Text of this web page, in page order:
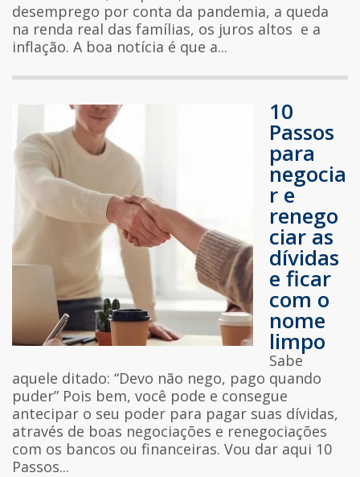
desemprego por conta da pandemia, a queda
na renda real das famílias, os juros altos e a
inflação. A boa notícia é que a...
10
Passos
para
negocia
r e
renego
ciar as
dívidas
e ficar
com o
nome
limpo
Sabe
aquele ditado: “Devo não nego, pago quando
puder” Pois bem, você pode e consegue
antecipar o seu poder para pagar suas dívidas,
através de boas negociações e renegociações
com os bancos ou financeiras. Vou dar aqui 10
Passos...